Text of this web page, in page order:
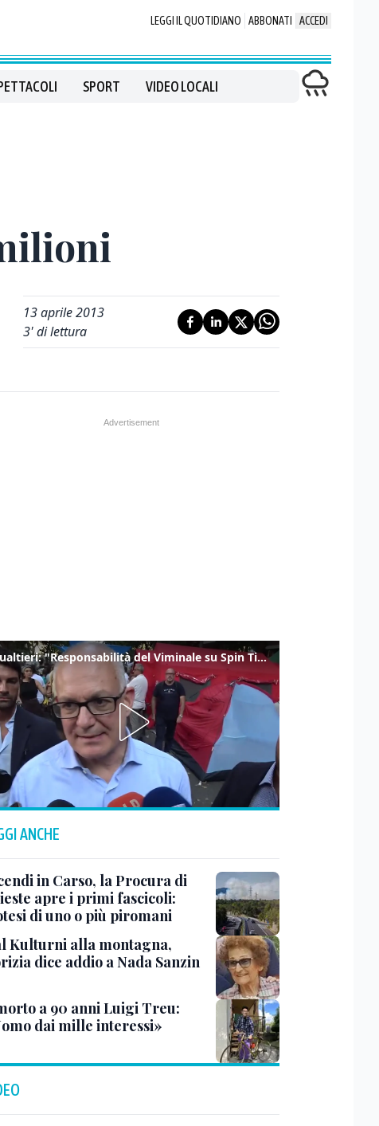
LEGGI IL QUOTIDIANO ABBONATI ACCEDI
SPORT VIDEO LOCALI
13 aprile 2013
3' di lettura
Gualtieri: "Responsabilità del Viminale su Spin Time? La posizione dei partiti è nota"
ANCHE
in Carso, la Procura di
apre i primi fascicoli:
di uno o più piromani
Kulturni alla montagna,
dice addio a Nada Sanzin
a 90 anni Luigi Treu:
dai mille interessi»